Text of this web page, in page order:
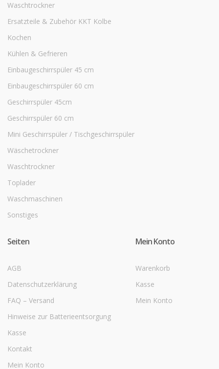
Waschtrockner
Ersatzteile & Zubehör KKT Kolbe
Kochen
Kühlen & Gefrieren
Einbaugeschirrspüler 45 cm
Einbaugeschirrspüler 60 cm
Geschirrspüler 45cm
Geschirrspüler 60 cm
Mini Geschirrspüler / Tischgeschirrspüler
Wäschetrockner
Waschtrockner
Toplader
Waschmaschinen
Sonstiges
Seiten
AGB
Datenschutzerklärung
FAQ – Versand
Hinweise zur Batterieentsorgung
Kasse
Kontakt
Mein Konto
Mein Konto
Warenkorb
Kasse
Mein Konto